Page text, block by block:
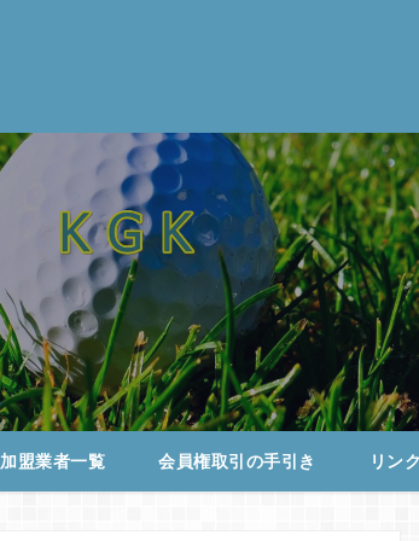
加盟業者一覧 会員権取引の手引き リン